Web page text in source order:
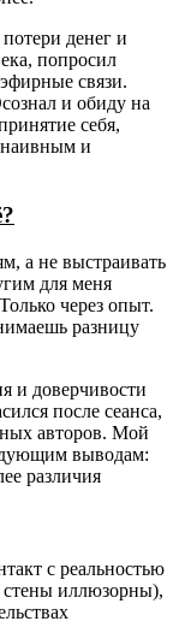
денег и
попросил
связи.
и обиду на
себя,
наивным и
а не выстраивать
для меня
через опыт.
разницу
и доверчивости
после сеанса,
авторов. Мой
выводам:
различия
с реальностью
иллюзорны),